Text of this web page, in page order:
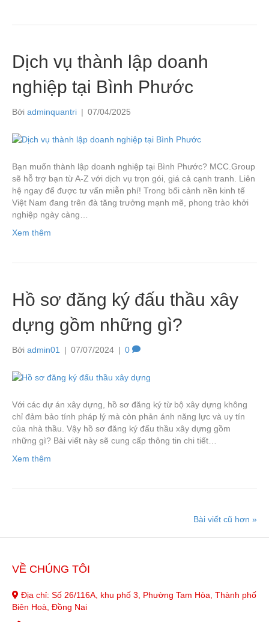
Dịch vụ thành lập doanh
nghiệp tại Bình Phước
Bởi adminquantri | 07/04/2025
Bạn muốn thành lập doanh nghiệp tại Bình Phước? MCC.Group
sẽ hỗ trợ bạn từ A-Z với dịch vụ trọn gói, giá cả cạnh tranh. Liên
hệ ngay để được tư vấn miễn phí! Trong bối cảnh nền kinh tế
Việt Nam đang trên đà tăng trưởng mạnh mẽ, phong trào khởi
nghiệp ngày càng…
Xem thêm
Hồ sơ đăng ký đấu thầu xây
dựng gồm những gì?
Bởi admin01 | 07/07/2024 | 0
Với các dự án xây dựng, hồ sơ đăng ký từ bộ xây dựng không
chỉ đảm bảo tính pháp lý mà còn phản ánh năng lực và uy tín
của nhà thầu. Vậy hồ sơ đăng ký đấu thầu xây dựng gồm
những gì? Bài viết này sẽ cung cấp thông tin chi tiết…
Xem thêm
Bài viết cũ hơn »
VỀ CHÚNG TÔI
Địa chỉ: Số 26/116A, khu phố 3, Phường Tam Hòa, Thành phố
Biên Hoà, Đồng Nai